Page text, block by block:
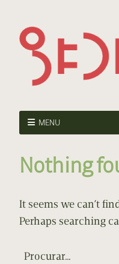
MENU
Nothing
It seems we can’t
Perhaps searching